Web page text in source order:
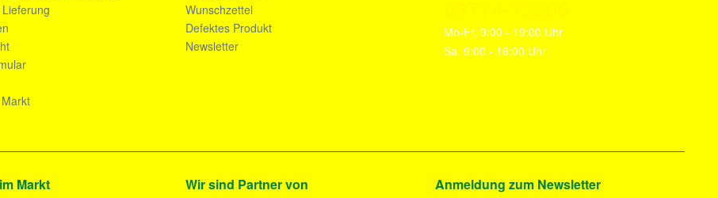
Wunschzettel
Defektes Produkt
Newsletter
Mo-Fr, 9:00 - 19:00 Uhr
Sa. 9:00 - 16:00 Uhr
Markt Wir sind Partner von Anmeldung zum Newsletter